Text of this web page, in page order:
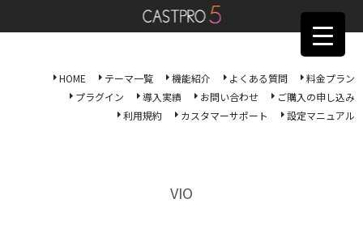
HOME テーマ一覧 機能紹介 よくある質問
料金プラン
プラグイン
導入実績 お問い合わせ
ご購入の申し込み
利用規約
カスタマーサポート 設定マニュアル
VIO